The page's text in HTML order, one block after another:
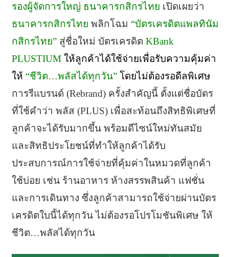
รองผู้จัดการใหญ่ ธนาคารกสิกรไทย เปิดเผยว่า
ธนาคารกสิกรไทย พลิกโฉม “บัตรเครดิตแพลทินัม
กสิกรไทย”สู่ชื่อใหม่ บัตรเครดิต KBank
PLUSTIUM ให้ลูกค้าได้ใช้จ่ายเพื่อรับความคุ้มค่า
ให้ “ชีวิต…พลัสได้ทุกวัน” โดยไม่ต้องรอดีลพิเศษ
การรีแบรนด์ (Rebrand) ครั้งสำคัญนี้ ตั้งแต่ชื่อบัตร
ที่ใช้คำว่า พลัส (PLUS) เพื่อสะท้อนถึงสิทธิพิเศษที่
ลูกค้าจะได้รับมากขึ้น พร้อมดีไซน์ใหม่ทันสมัย
และสิทธิประโยชน์ที่ทำให้ลูกค้าได้รับ
ประสบการณ์การใช้จ่ายที่คุ้มค่าในหมวดที่ลูกค้า
ใช้บ่อย เช่น ร้านอาหาร ห้างสรรพสินค้า แฟชั่น
และการเดินทาง ซึ่งลูกค้าสามารถใช้จ่ายผ่านบัตร
เครดิตใบนี้ได้ทุกวัน ไม่ต้องรอโปรโมชันพิเศษ ให้
ชีวิต…พลัสได้ทุกวัน